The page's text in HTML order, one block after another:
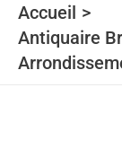
Accueil
Antiquaire